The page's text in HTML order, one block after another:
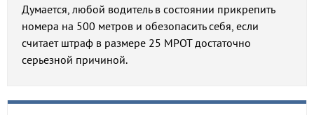
Думается, любой водитель в состоянии прикрепить
номера на 500 метров и обезопасить себя, если
считает штраф в размере 25 МРОТ достаточно
серьезной причиной.